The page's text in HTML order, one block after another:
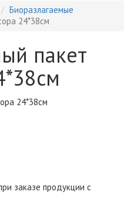
Биоразлагаемые
24*38см
пакет
заказе продукции с